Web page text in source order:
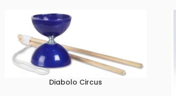
Diabolo Circus